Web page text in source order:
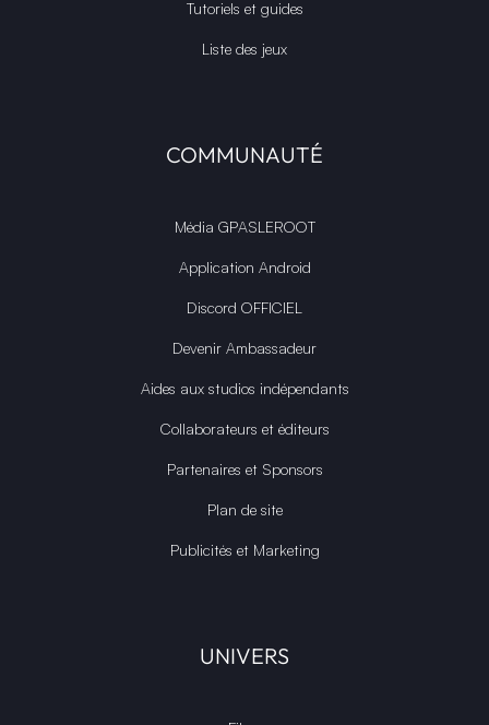
Tutoriels et guides
Liste des jeux
COMMUNAUTÉ
Média GPASLEROOT
Application Android
Discord OFFICIEL
Devenir Ambassadeur
Aides aux studios indépendants
Collaborateurs et éditeurs
Partenaires et Sponsors
Plan de site
Publicités et Marketing
UNIVERS